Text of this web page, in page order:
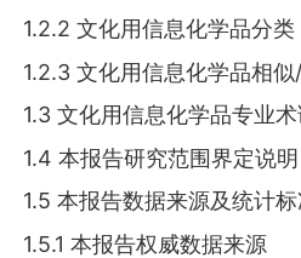
1.2.2 文化用信息化学品分类
1.2.3 文化用信息化学品相
1.3 文化用信息化学品专业术
1.4 本报告研究范围界定说明
1.5 本报告数据来源及统计标
1.5.1 本报告权威数据来源